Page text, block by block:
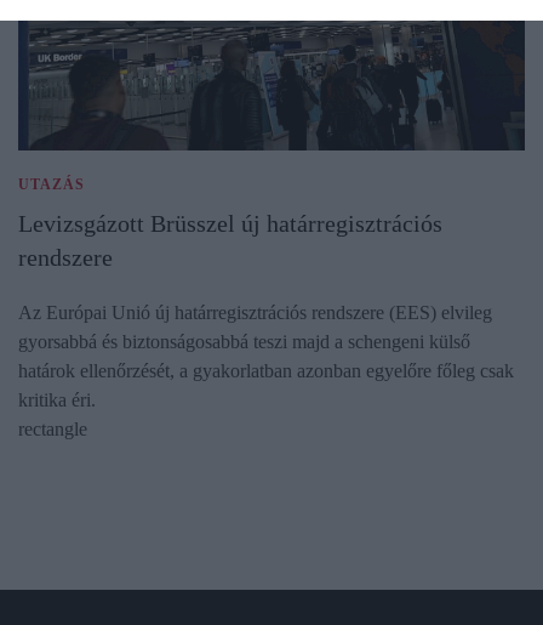
UTAZÁS
Levizsgázott Brüsszel új határregisztrációs
rendszere
Az Európai Unió új határregisztrációs rendszere (EES) elvileg
gyorsabbá és biztonságosabbá teszi majd a schengeni külső
határok ellenőrzését, a gyakorlatban azonban egyelőre főleg csak
kritika éri.
rectangle